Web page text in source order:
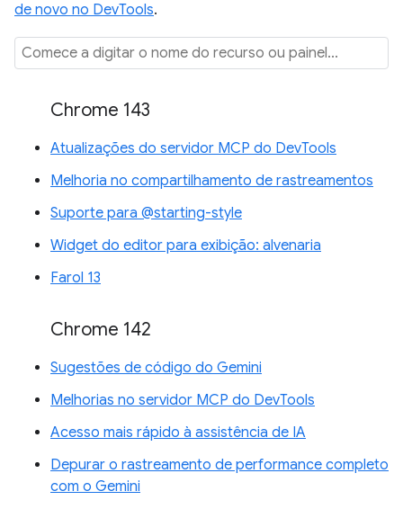
de novo no DevTools.
Chrome 143
Atualizações do servidor MCP do DevTools
Melhoria no compartilhamento de rastreamentos
Suporte para @starting-style
Widget do editor para exibição: alvenaria
Farol 13
Chrome 142
Sugestões de código do Gemini
Melhorias no servidor MCP do DevTools
Acesso mais rápido à assistência de IA
Depurar o rastreamento de performance completo
com o Gemini